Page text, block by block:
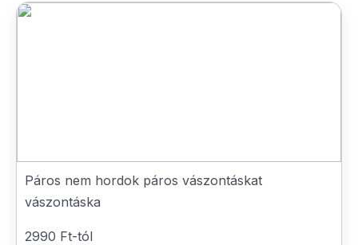
Páros nem hordok páros vászontáskat
vászontáska
2990 Ft-tól